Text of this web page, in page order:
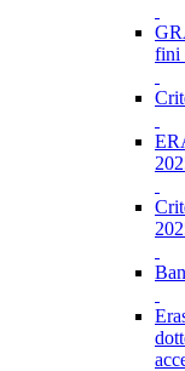
fini